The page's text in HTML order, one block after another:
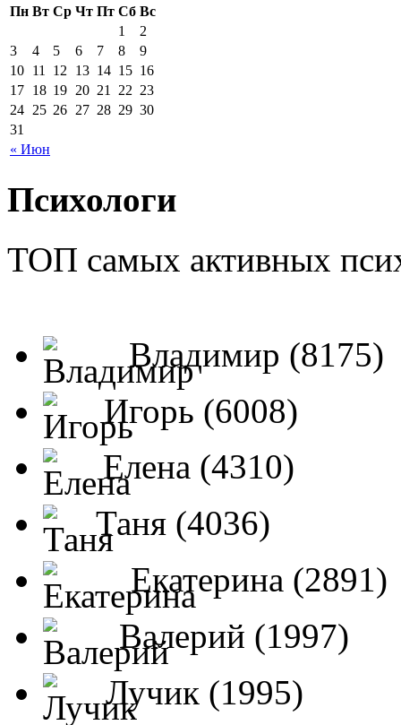
Пн Вт Ср Чт Пт Сб Вс
« Июн
1
2
3
4 5 6 7 8
9
10 11 12 13 14 15 16
17 18 19 20 21 22 23
24 25 26 27 28 29 30
31
Психологи
ТОП самых активных
Владимир (8175)
Игорь (6008)
Елена (4310)
Таня (4036)
Екатерина (2891)
Валерий (1997)
Лучик (1995)